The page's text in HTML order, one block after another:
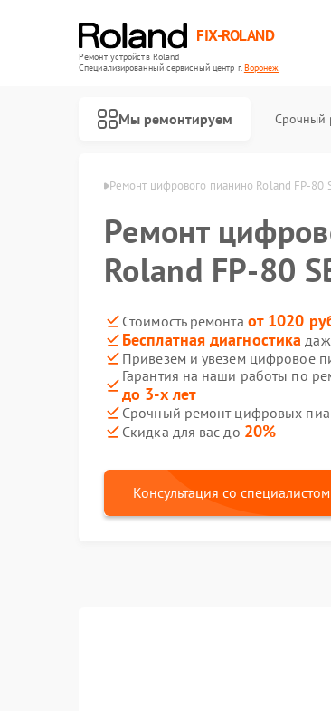
FIX-ROLAND
Ремонт устройств Roland
Специализированный cервисный центр г.Воронеж
Мы ремонтируем Срочный
Ремонт цифрового пианино Roland FP-80
Ремонт
Roland FP-80
Стоимость ремонта от 1020
Бесплатная диагностика
Привезем и увезем цифровое
Гарантия на наши работы по
до 3-х лет
Срочный ремонт цифровых
Скидка для вас до 20%
Консультация со специалистом